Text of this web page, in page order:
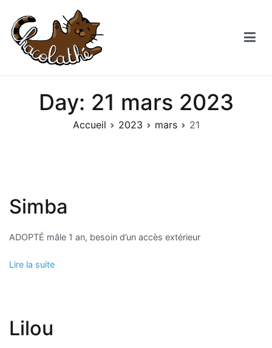
contenu
Day: 21 mars 2023
Accueil 2023 mars 21
Simba
ADOPTÉ mâle 1 an, besoin d’un accès extérieur
Lire la suite
Lilou